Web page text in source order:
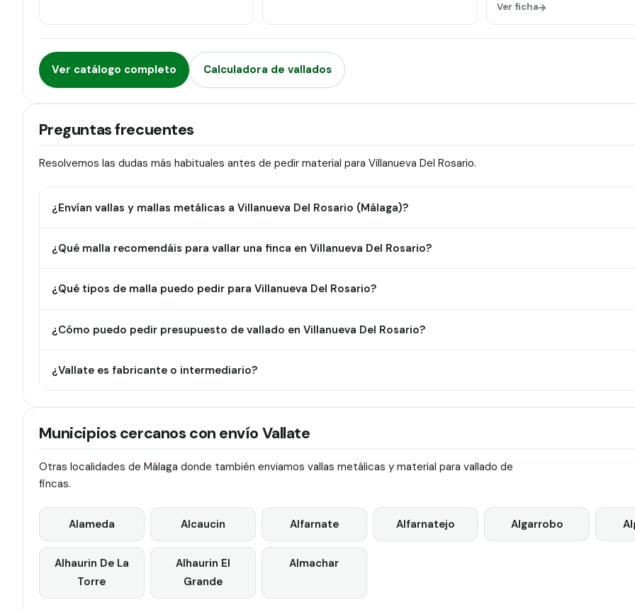
Ver ficha
Ver catálogo completo Calculadora de vallados
Preguntas frecuentes
Resolvemos las dudas más habituales antes de pedir material para Villanueva Del Rosario.
¿Envían vallas y mallas metálicas a Villanueva Del Rosario (Málaga)?
¿Qué malla recomendáis para vallar una finca en Villanueva Del Rosario?
¿Qué tipos de malla puedo pedir para Villanueva Del Rosario?
¿Cómo puedo pedir presupuesto de vallado en Villanueva Del Rosario?
¿Vallate es fabricante o intermediario?
Municipios cercanos con envío Vallate
Otras localidades de Málaga donde también enviamos vallas metálicas y material para vallado de
fincas.
Alameda Alcaucin Alfarnate Alfarnatejo Algarrobo
Alhaurin De La
Torre
Alhaurin El
Grande
Almachar